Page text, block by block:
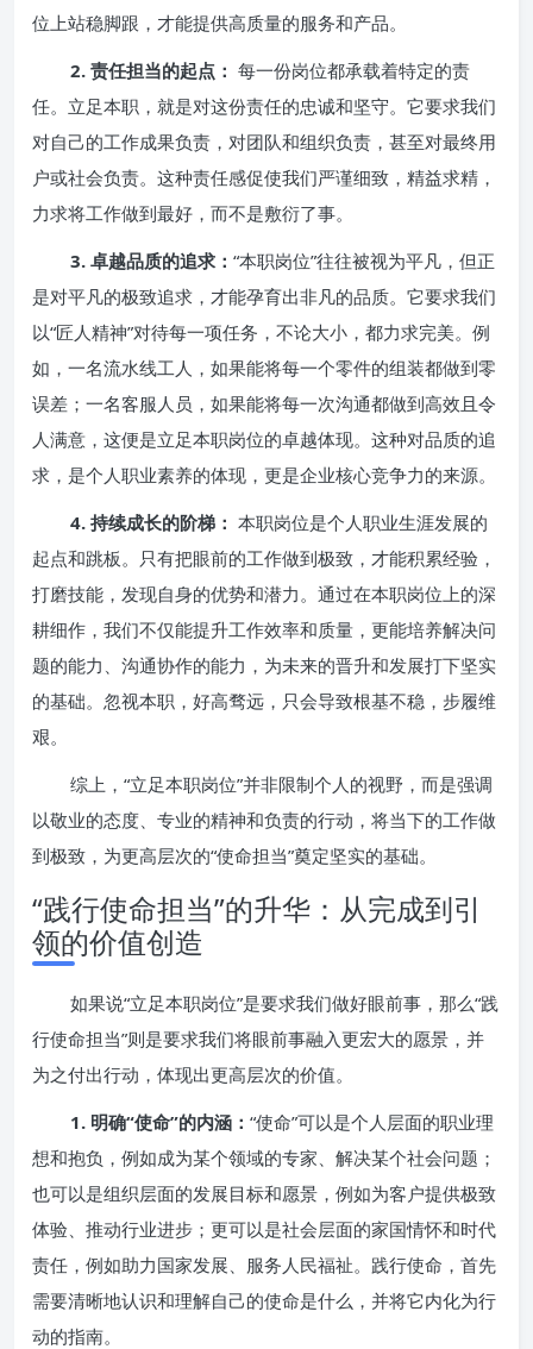
位上站稳脚跟，才能提供高质量的服务和产品。
2. 责任担当的起点： 每一份岗位都承载着特定的责
任。立足本职，就是对这份责任的忠诚和坚守。它要求我们
对自己的工作成果负责，对团队和组织负责，甚至对最终用
户或社会负责。这种责任感促使我们严谨细致，精益求精，
力求将工作做到最好，而不是敷衍了事。
3. 卓越品质的追求： “本职岗位”往往被视为平凡，但正
是对平凡的极致追求，才能孕育出非凡的品质。它要求我们
以“匠人精神”对待每一项任务，不论大小，都力求完美。例
如，一名流水线工人，如果能将每一个零件的组装都做到零
误差；一名客服人员，如果能将每一次沟通都做到高效且令
人满意，这便是立足本职岗位的卓越体现。这种对品质的追
求，是个人职业素养的体现，更是企业核心竞争力的来源。
4. 持续成长的阶梯： 本职岗位是个人职业生涯发展的
起点和跳板。只有把眼前的工作做到极致，才能积累经验，
打磨技能，发现自身的优势和潜力。通过在本职岗位上的深
耕细作，我们不仅能提升工作效率和质量，更能培养解决问
题的能力、沟通协作的能力，为未来的晋升和发展打下坚实
的基础。忽视本职，好高骛远，只会导致根基不稳，步履维
艰。
综上，“立足本职岗位”并非限制个人的视野，而是强调
以敬业的态度、专业的精神和负责的行动，将当下的工作做
到极致，为更高层次的“使命担当”奠定坚实的基础。
“践行使命担当”的升华：从完成到引
领的价值创造
如果说“立足本职岗位”是要求我们做好眼前事，那么“践
行使命担当”则是要求我们将眼前事融入更宏大的愿景，并
为之付出行动，体现出更高层次的价值。
1. 明确“使命”的内涵： “使命”可以是个人层面的职业理
想和抱负，例如成为某个领域的专家、解决某个社会问题；
也可以是组织层面的发展目标和愿景，例如为客户提供极致
体验、推动行业进步；更可以是社会层面的家国情怀和时代
责任，例如助力国家发展、服务人民福祉。践行使命，首先
需要清晰地认识和理解自己的使命是什么，并将它内化为行
动的指南。